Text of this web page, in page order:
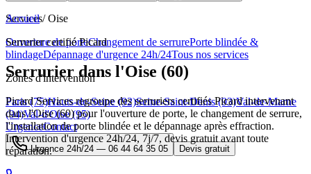
Services
Ouverture de porteChangement de serrurePorte blindée &
blindageDépannage d'urgence 24h/24Tous nos services
Zones d'intervention
Paris (75)Hauts-de-Seine (92)Seine-Saint-Denis (93)Val-de-Marne
(94)Val-d'Oise (95)
UrgenceContact
Urgence 24h/24 — 06 44 64 35 05 Devis gratuit
Accueil / Oise
Serrurier certifié Picard
Serrurier dans l'Oise (60)
Picard Services regroupe des serruriers certifiés Picard intervenant
dans l'Oise (60) pour l'ouverture de porte, le changement de serrure,
l'installation de porte blindée et le dépannage après effraction.
Intervention d'urgence 24h/24, 7j/7, devis gratuit avant toute
réparation.